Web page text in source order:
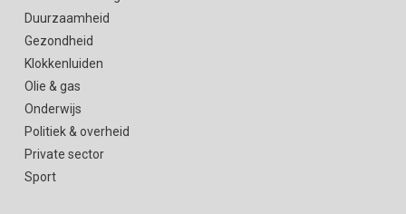
Duurzaamheid
Gezondheid
Klokkenluiden
Olie & gas
Onderwijs
Politiek & overheid
Private sector
Sport